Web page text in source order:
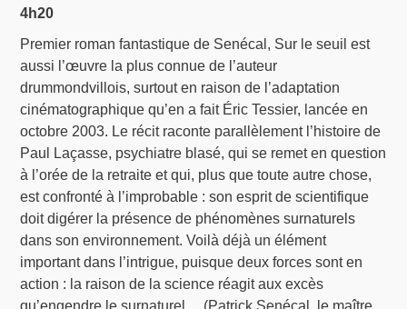
4h20
Premier roman fantastique de Senécal, Sur le seuil est
aussi l’œuvre la plus connue de l’auteur
drummondvillois, surtout en raison de l’adaptation
cinématographique qu’en a fait Éric Tessier, lancée en
octobre 2003. Le récit raconte parallèlement l’histoire de
Paul Laçasse, psychiatre blasé, qui se remet en question
à l’orée de la retraite et qui, plus que toute autre chose,
est confronté à l’improbable : son esprit de scientifique
doit digérer la présence de phénomènes surnaturels
dans son environnement. Voilà déjà un élément
important dans l’intrigue, puisque deux forces sont en
action : la raison de la science réagit aux excès
qu’engendre le surnaturel… (Patrick Senécal, le maître